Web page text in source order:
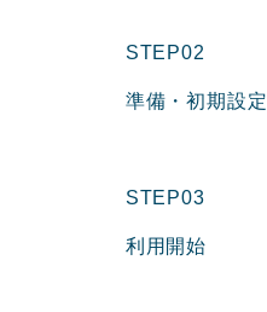
STEP02
準備・初期設定
STEP03
利用開始